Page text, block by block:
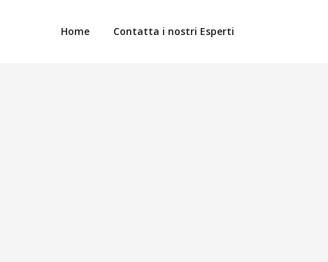
Home Contatta i nostri Esperti